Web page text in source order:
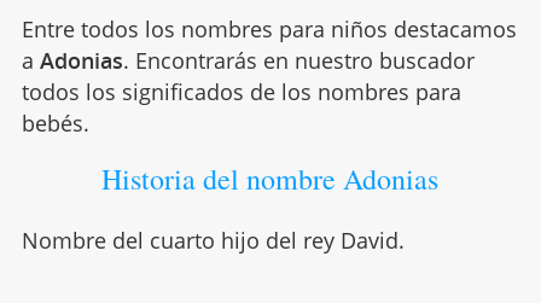
Entre todos los nombres para niños destacamos
a Adonias. Encontrarás en nuestro buscador
todos los significados de los nombres para
bebés.
Historia del nombre Adonias
Nombre del cuarto hijo del rey David.